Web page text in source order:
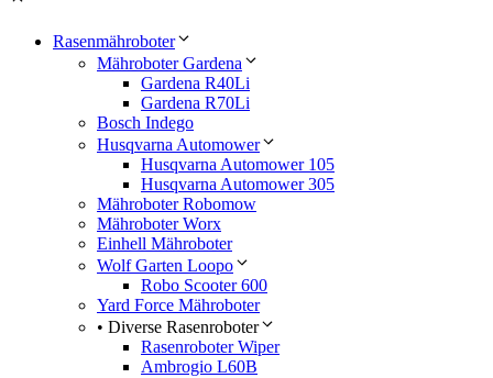
Rasenmähroboter
Mähroboter Gardena
Gardena R40Li
Gardena R70Li
Bosch Indego
Husqvarna Automower
Husqvarna Automower 105
Husqvarna Automower 305
Mähroboter Robomow
Mähroboter Worx
Einhell Mähroboter
Wolf Garten Loopo
Robo Scooter 600
Yard Force Mähroboter
• Diverse Rasenroboter
Rasenroboter Wiper
Ambrogio L60B